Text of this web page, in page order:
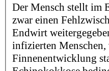
Der Mensch stellt im
zwar einen
Endwirt
infizierten
Finnenentwicklung